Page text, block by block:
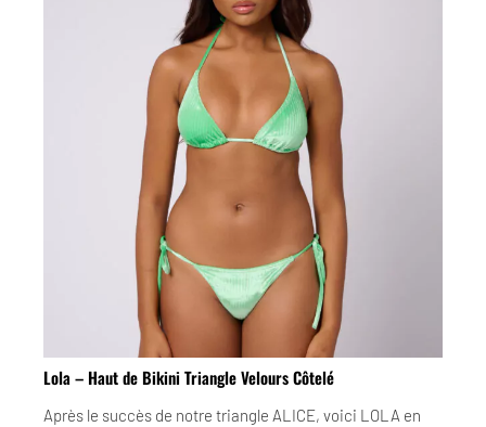
Lola – Haut de Bikini Triangle Velours Côtelé
Après le succès de notre triangle ALICE, voici LOLA en